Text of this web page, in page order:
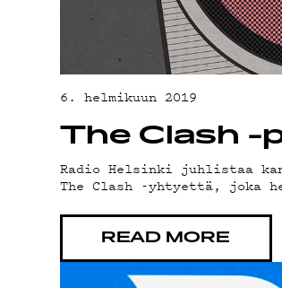
6. helmikuun 2019
The Clash -
Radio Helsinki juhlistaa
The Clash -yhtyettä, joka
READ MORE